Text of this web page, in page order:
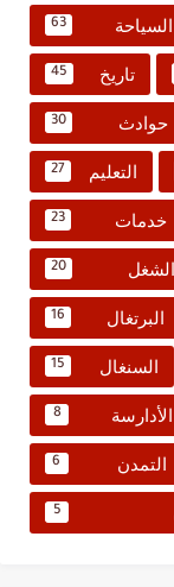
السياحة 63
تاريخ 45
حوادث 30
التعليم 27
خدمات 23
الشغل 20
البرتغال 16
السنغال 15
الأدارسة 8
التمدن 6
5